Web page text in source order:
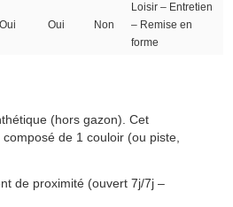
Oui Oui Non
Loisir – Entretien
– Remise en
forme
(hors gazon). Cet
de 1 couloir (ou piste,
de proximité (ouvert 7j/7j –